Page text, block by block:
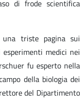
di frode scientifica
una triste pagina sui
medici nei
fu esperto nella
della biologia dei
del Dipartimento